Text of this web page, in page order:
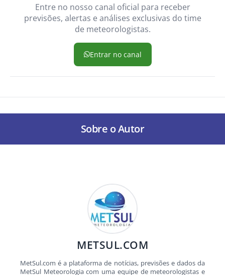
Entre no nosso canal oficial para receber
previsões, alertas e análises exclusivas do time
de meteorologistas.
Entrar no canal
Sobre o Autor
METSUL.COM
MetSul.com é a plataforma de notícias, previsões e dados da
MetSul Meteorologia com uma equipe de meteorologistas e